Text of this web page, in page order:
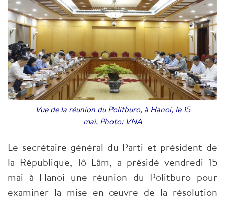
Vue de la réunion du Politburo, à Hanoi, le 15
mai. Photo: VNA
Le secrétaire général du Parti et président de
la République, Tô Lâm, a présidé vendredi 15
mai à Hanoi une réunion du Politburo pour
examiner la mise en œuvre de la résolution